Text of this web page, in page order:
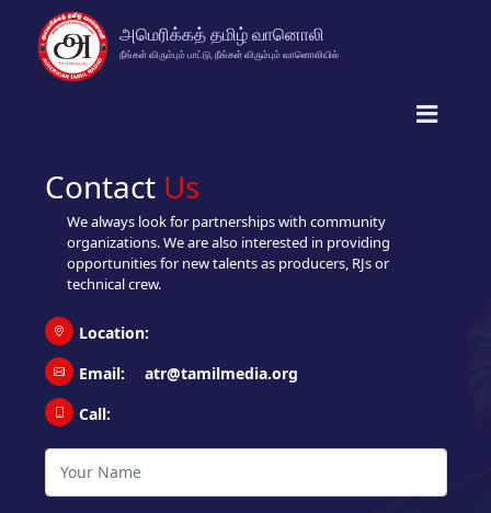
அமெரிக்கத் தமிழ் வானொலி
நீங்கள் விரும்பும் பாட்டு, நீங்கள் விரும்பும் வானொலியில்
Contact Us
We always look for partnerships with community
organizations. We are also interested in providing
opportunities for new talents as producers, RJs or
technical crew.
Location:
Email:
atr@tamilmedia.org
Call: